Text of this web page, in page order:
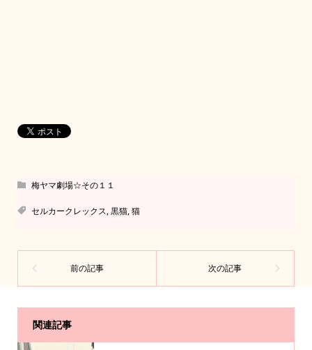
梅ヤマ劇場☆その１１
セルカークレックス,黒猫,猫
関連記事